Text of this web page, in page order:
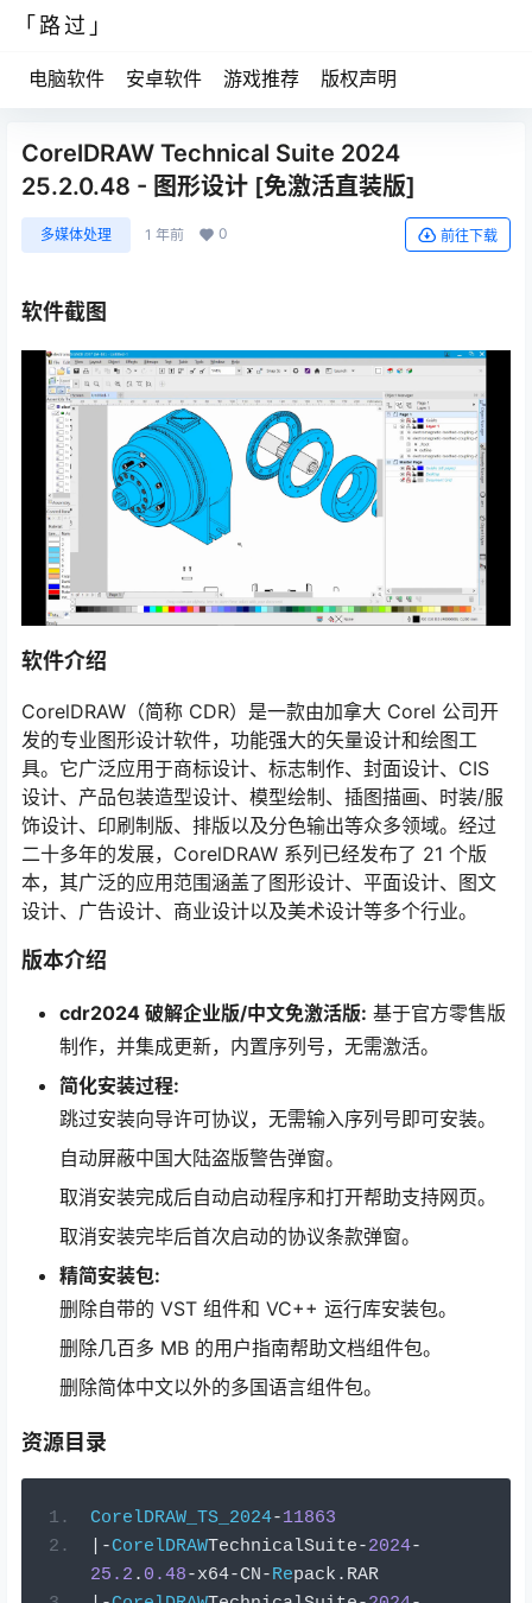
「路过」
电脑软件 安卓软件 游戏推荐 版权声明
CorelDRAW Technical Suite 2024
25.2.0.48 - 图形设计 [免激活直装版]
多媒体处理 1 年前 0 前往下载
软件截图
软件介绍
CorelDRAW（简称 CDR）是一款由加拿大 Corel 公司开
发的专业图形设计软件，功能强大的矢量设计和绘图工
具。它广泛应用于商标设计、标志制作、封面设计、CIS
设计、产品包装造型设计、模型绘制、插图描画、时装/服
饰设计、印刷制版、排版以及分色输出等众多领域。经过
二十多年的发展，CorelDRAW 系列已经发布了 21 个版
本，其广泛的应用范围涵盖了图形设计、平面设计、图文
设计、广告设计、商业设计以及美术设计等多个行业。
版本介绍
cdr2024 破解企业版/中文免激活版: 基于官方零售版
制作，并集成更新，内置序列号，无需激活。
简化安装过程:
跳过安装向导许可协议，无需输入序列号即可安装。
自动屏蔽中国大陆盗版警告弹窗。
取消安装完成后自动启动程序和打开帮助支持网页。
取消安装完毕后首次启动的协议条款弹窗。
精简安装包:
删除自带的 VST 组件和 VC++ 运行库安装包。
删除几百多 MB 的用户指南帮助文档组件包。
删除简体中文以外的多国语言组件包。
资源目录
CorelDRAW_TS_2024-11863
|-CorelDRAWТechniсаlSuitе-2024-
25.2 . 0.48-x64-CN-Reрack . RAR